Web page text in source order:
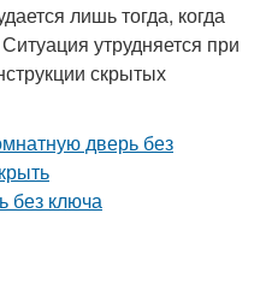
лишь тогда, когда
утрудняется при
скрытых